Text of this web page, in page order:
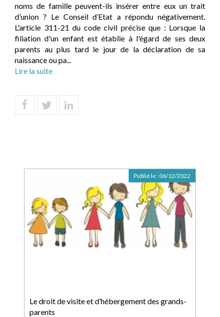
noms de famille peuvent-ils insérer entre eux un trait
d’union ? Le Conseil d’Etat a répondu négativement.
L'article 311-21 du code civil précise que : Lorsque la
filiation d'un enfant est établie à l'égard de ses deux
parents au plus tard le jour de la déclaration de sa
naissance ou pa...
Lire la suite
Le droit de visite et d’hébergement des grands-
parents
Publié le : 06/12/2022